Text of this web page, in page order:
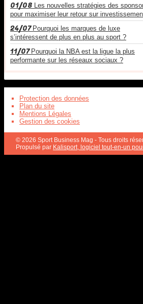
01/08 Les nouvelles stratégies des
pour maximiser leur retour sur
24/07 Pourquoi les marques de luxe
s’intéressent de plus en plus au sport ?
11/07 Pourquoi la NBA est la ligue la plus
performante sur les réseaux sociaux ?
Protection des données
Plan du site
Mentions Légales
Gestion des cookies
© 2026 Sport Business Mag - Tous droits
Propulsé par Kalisport, logiciel tout-en-un